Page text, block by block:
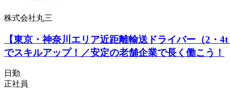
株式会社丸三
【東京・神奈川エリア近距離輸送ドライバー（2
でスキルアップ！／安定の老舗企業で長く働こう！
日勤
正社員